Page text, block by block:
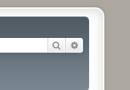
Rechercher